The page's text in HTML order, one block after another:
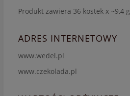
Produkt zawiera 36 kostek x ~9,4 g
ADRES INTERNETOWY
www.wedel.pl
www.czekolada.pl